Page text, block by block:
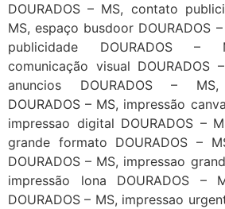
DOURADOS – MS, contato
MS, espaço busdoor DOURADOS
publicidade DOURADOS –
comunicação visual DOURADOS
anuncios DOURADOS –
DOURADOS – MS, impressão
impressao digital DOURADOS –
grande formato DOURADOS –
DOURADOS – MS, impressao
impressão lona DOURADOS –
DOURADOS – MS, impressao